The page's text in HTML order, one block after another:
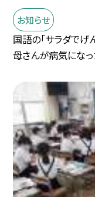
お知らせ
国語の「サラダでげ
母さんが病気にな